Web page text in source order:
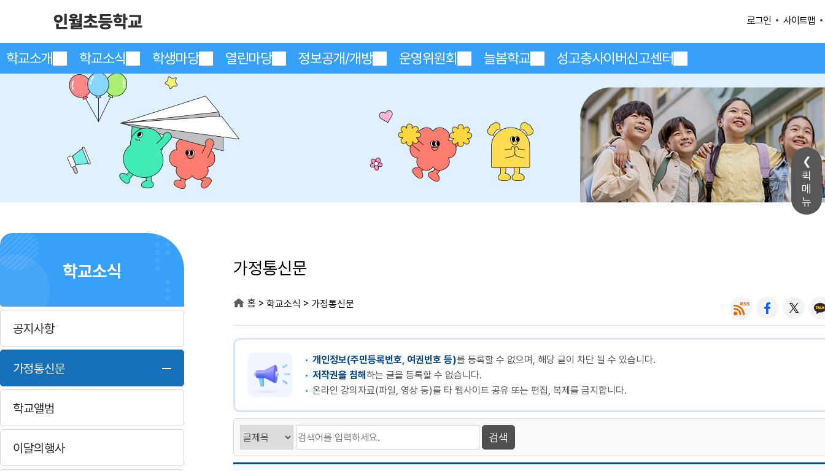
퀵
메
뉴
로그인 사이트맵
학교소개 학교소식 학생마당 열린마당 정보공개/개방 운영위원회 늘봄학교 성고충사이버신고센터
학교소식
공지사항
가정통신문
학교앨범
이달의행사
가정통신문
홈 > 학교소식 > 가정통신문
개인정보(주민등록번호, 여권번호 등)를 등록할 수 없으며, 해당 글이 차단 될 수 있습니다.
저작권을 침해하는 글을 등록할 수 없습니다.
온라인 강의자료(파일, 영상 등)를 타 웹사이트 공유 또는 편집, 복제를 금지합니다.